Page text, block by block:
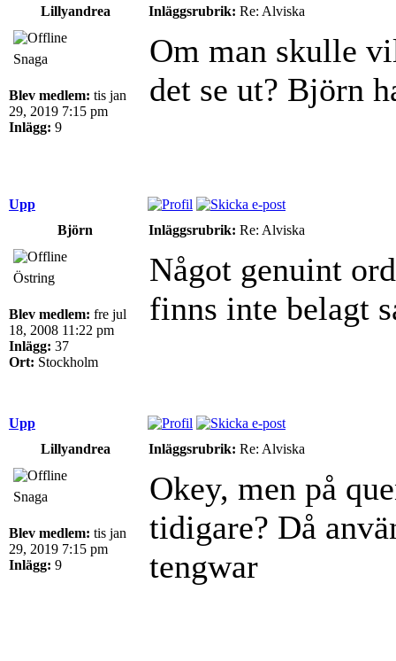
Lillyandrea
Inläggsrubrik: Re: Alviska
Snaga
Blev medlem: tis jan
29, 2019 7:15 pm
Inlägg: 9
Om man skulle
det se ut? Björn
Upp
Björn
Inläggsrubrik: Re: Alviska
Östring
Blev medlem: fre jul
18, 2008 11:22 pm
Inlägg: 37
Ort: Stockholm
Något genuint
finns inte belagt
Upp
Lillyandrea
Inläggsrubrik: Re: Alviska
Snaga
Blev medlem: tis jan
29, 2019 7:15 pm
Inlägg: 9
Okey, men på
tidigare? Då
tengwar